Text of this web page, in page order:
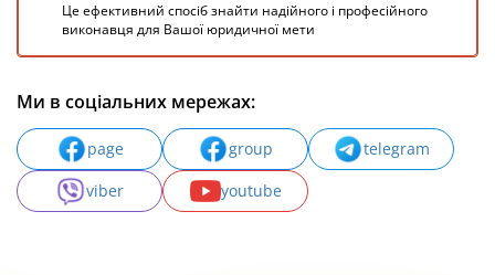
Це ефективний спосіб знайти надійного і професійного
виконавця для Вашої юридичної мети
Ми в соціальних мережах:
page group
telegram
viber
youtube